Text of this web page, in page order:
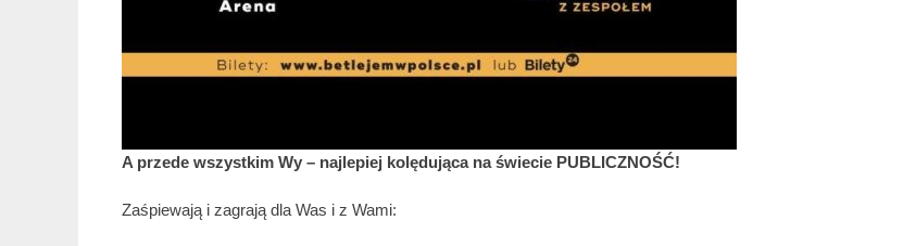
A przede wszystkim Wy – najlepiej kolędująca na świecie PUBLICZNOŚĆ!
Zaśpiewają i zagrają dla Was i z Wami: